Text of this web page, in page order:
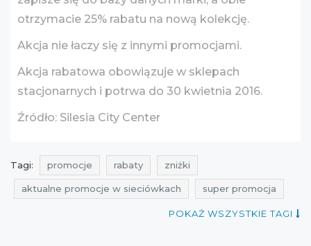
otrzymacie 25% rabatu na nową kolekcję.
Akcja nie łaczy się z innymi promocjami.
Akcja rabatowa obowiązuje w sklepach
stacjonarnych i potrwa do 30 kwietnia 2016.
Źródło: Silesia City Center
Tagi: promocje rabaty zniżki
aktualne promocje w sieciówkach super promocja
rabaty kwiecień
POKAŻ WSZYSTKIE TAGI